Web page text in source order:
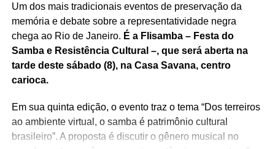
Um dos mais tradicionais eventos de preservação da
memória e debate sobre a representatividade negra
chega ao Rio de Janeiro. É a Flisamba – Festa do
Samba e Resistência Cultural –, que será aberta na
tarde deste sábado (8), na Casa Savana, centro
carioca.
Em sua quinta edição, o evento traz o tema “Dos terreiros
ao ambiente virtual, o samba é patrimônio cultural
brasileiro”. A proposta é discutir o gênero musical no